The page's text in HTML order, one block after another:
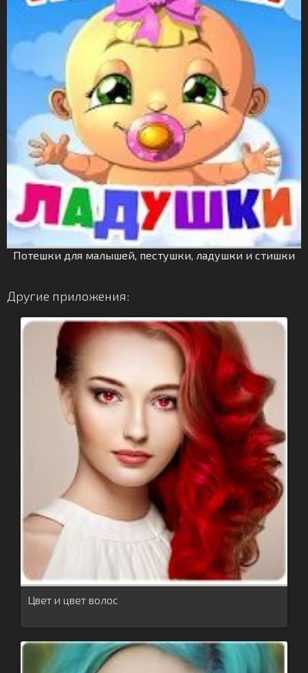
Потешки для малышей, пестушки, ладушки и стишки
Другие приложения:
Цвет и цвет волос